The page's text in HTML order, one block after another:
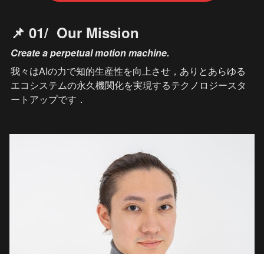
📌 01/  Our Mission
Create a perpetual motion machine.
我々はAIの力で知的生産性を向上させ，ありとあらゆる
エコシステムの永久機関化を実現するテクノロジースタ
ートアップです．